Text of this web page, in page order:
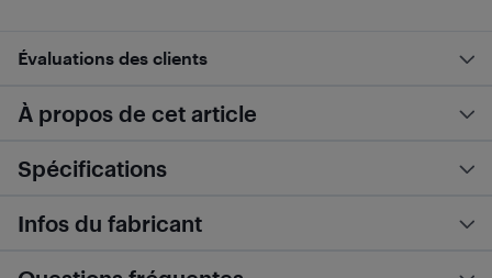
Évaluations des clients
À propos de cet article
Spécifications
Infos du fabricant